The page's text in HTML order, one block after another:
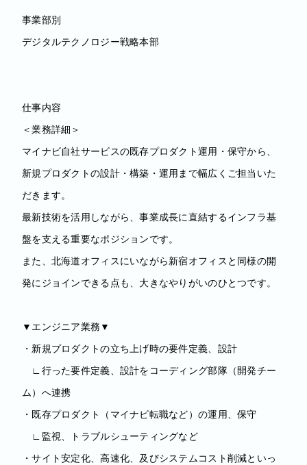
事業部別
デジタルテクノロジー戦略本部
仕事内容
＜業務詳細＞
マイナビ自社サービスの既存プロダクト運用・保守から、
新規プロダクトの設計・構築・運用まで幅広くご担当いた
だきます。
最新技術を活用しながら、事業成長に直結するインフラ基
盤を支える重要なポジションです。
また、北海道オフィスにいながら新宿オフィスと同様の開
発にジョインできる点も、大きなやりがいのひとつです。
▼エンジニア業務▼
・新規プロダクトの立ち上げ時の要件定義、設計
∟行った要件定義、設計をコーディング部隊（開発チー
ム）へ連携
・既存プロダクト（マイナビ転職など）の運用、保守
∟監視、トラブルシューティングなど
・サイト安定化、高速化、及びシステムコスト削減といっ